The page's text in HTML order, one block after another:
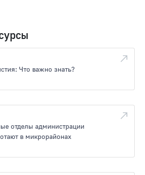
Что важно знать?
отделы администрации
в микрорайонах